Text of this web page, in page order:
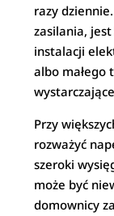
razy
zasilania, jest
instalacji
albo małego
Przy
rozważyć
szeroki
może być
domownicy